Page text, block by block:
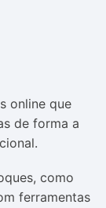
online que
de forma a
como
ferramentas